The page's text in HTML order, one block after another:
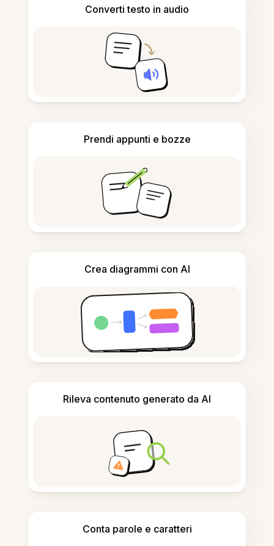
Converti testo in audio
Prendi appunti e bozze
Crea diagrammi con AI
Rileva contenuto generato da AI
Conta parole e caratteri